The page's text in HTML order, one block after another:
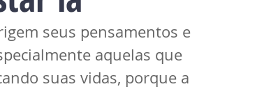
seus pensamentos e
aquelas que
suas vidas, porque a